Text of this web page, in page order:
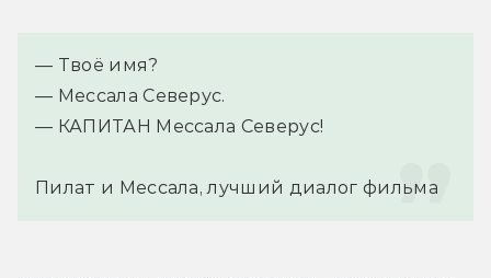
— Твоё имя?
— Мессала Северус.
Пилат и Мессала, лучший диалог фильма